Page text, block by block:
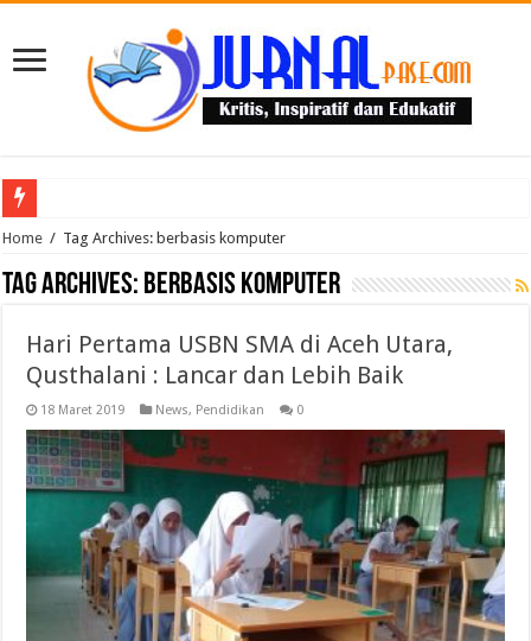
Puluhan Guru Berkumpul di TPN XIII Aceh Utara, Kacabdin Tekankan Cetak
Home / Tag Archives: berbasis komputer
Tag Archives: berbasis komputer
Hari Pertama USBN SMA di Aceh Utara,
Qusthalani : Lancar dan Lebih Baik
18 Maret 2019 News, Pendidikan 0